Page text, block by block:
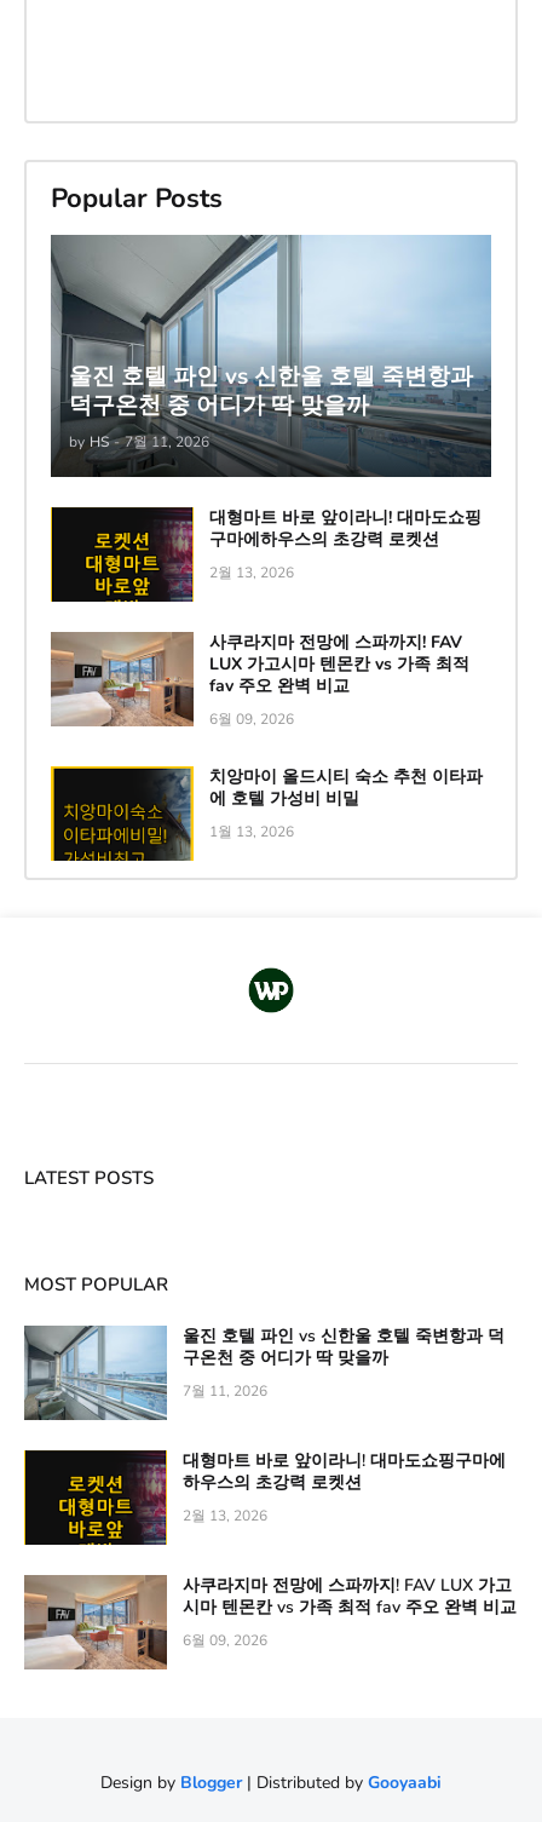
Popular Posts
울진 호텔 파인 vs 신한울 호텔 죽변항과
덕구온천 중 어디가 딱 맞을까
by HS - 7월 11, 2026
대형마트 바로 앞이라니! 대마도쇼핑
구마에하우스의 초강력 로켓션
2월 13, 2026
사쿠라지마 전망에 스파까지! FAV
LUX 가고시마 텐몬칸 vs 가족 최적
fav 주오 완벽 비교
6월 09, 2026
치앙마이 올드시티 숙소 추천 이타파
에 호텔 가성비 비밀
1월 13, 2026
LATEST POSTS
MOST POPULAR
울진 호텔 파인 vs 신한울 호텔 죽변항과 덕
구온천 중 어디가 딱 맞을까
7월 11, 2026
대형마트 바로 앞이라니! 대마도쇼핑구마에
하우스의 초강력 로켓션
2월 13, 2026
사쿠라지마 전망에 스파까지! FAV LUX 가고
시마 텐몬칸 vs 가족 최적 fav 주오 완벽 비교
6월 09, 2026
Design by Blogger| Distributed by Gooyaabi